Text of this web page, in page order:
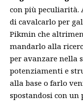
con più peculiarità.
di cavalcarlo per
Pikmin che
mandarlo alla
per avanzare nella
potenziamenti e
alla base o farlo
spostandosi con